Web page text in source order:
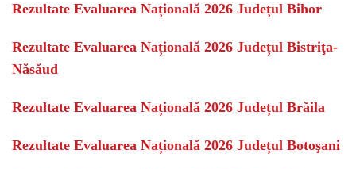
Rezultate Evaluarea Națională 2026 Județul Bihor
Rezultate Evaluarea Națională 2026 Județul Bistriţa-
Năsăud
Rezultate Evaluarea Națională 2026 Județul Brăila
Rezultate Evaluarea Națională 2026 Județul Botoşani